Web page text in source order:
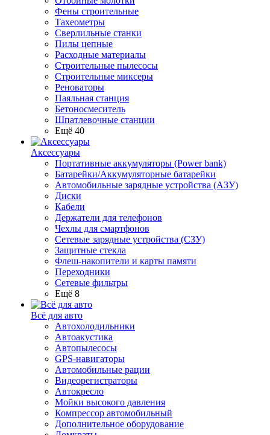
Фены строительные
Тахеометры
Сверлильные станки
Пилы цепные
Расходные материалы
Строительные пылесосы
Строительные миксеры
Реноваторы
Паяльная станция
Бетоносмеситель
Шпатлевочные станции
Ещё 40
Аксессуары
Портативные аккумуляторы (Power bank)
Батарейки/Аккумуляторные батарейки
Автомобильные зарядные устройства (АЗУ)
Диски
Кабели
Держатели для телефонов
Чехлы для смартфонов
Сетевые зарядные устройства (СЗУ)
Защитные стекла
Флеш-накопители и карты памяти
Переходники
Сетевые фильтры
Ещё 8
Всё для авто
Автохолодильники
Автоакустика
Автопылесосы
GPS-навигаторы
Автомобильные рации
Видеорегистраторы
Автокресло
Мойки высокого давления
Компрессор автомобильный
Дополнительное оборудование